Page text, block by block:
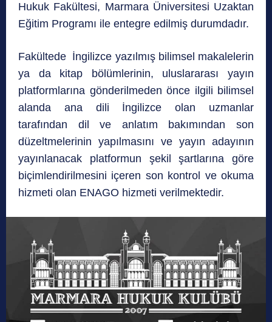
Hukuk Fakültesi, Marmara Üniversitesi Uzaktan
Eğitim Programı ile entegre edilmiş durumdadır.
Fakültede İngilizce yazılmış bilimsel makalelerin
ya da kitap bölümlerinin, uluslararası yayın
platformlarına gönderilmeden önce ilgili bilimsel
alanda ana dili İngilizce olan uzmanlar
tarafından dil ve anlatım bakımından son
düzeltmelerinin yapılmasını ve yayın adayının
yayınlanacak platformun şekil şartlarına göre
biçimlendirilmesini içeren son kontrol ve okuma
hizmeti olan ENAGO hizmeti verilmektedir.